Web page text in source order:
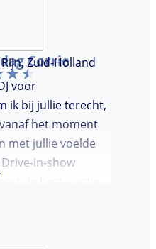
Corrie
Zuid-Holland
voor
ik bij jullie terecht,
het moment
met jullie voelde
in-show
de beste optie